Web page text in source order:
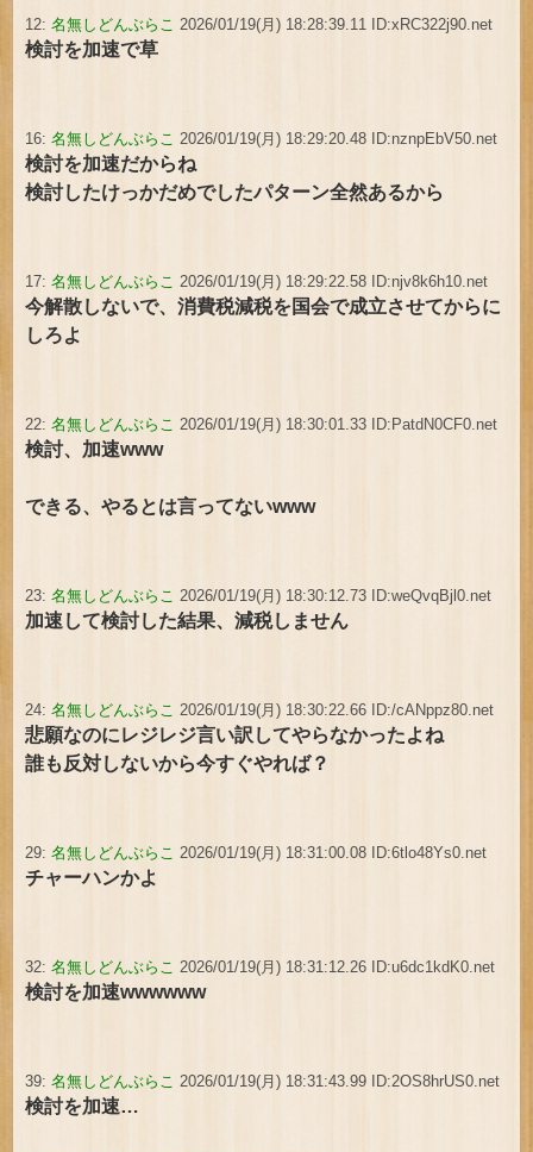
12:名無しどんぶらこ 2026/01/19(月) 18:28:39.11 ID:xRC322j90.net
検討を加速で草
16:名無しどんぶらこ 2026/01/19(月) 18:29:20.48 ID:nznpEbV50.net
検討を加速だからね
検討したけっかだめでしたパターン全然あるから
17:名無しどんぶらこ 2026/01/19(月) 18:29:22.58 ID:njv8k6h10.net
今解散しないで、消費税減税を国会で成立させてからに
しろよ
22:名無しどんぶらこ 2026/01/19(月) 18:30:01.33 ID:PatdN0CF0.net
検討、加速www
できる、やるとは言ってないwww
23:名無しどんぶらこ 2026/01/19(月) 18:30:12.73 ID:weQvqBjl0.net
加速して検討した結果、減税しません
24:名無しどんぶらこ 2026/01/19(月) 18:30:22.66 ID:/cANppz80.net
悲願なのにレジレジ言い訳してやらなかったよね
誰も反対しないから今すぐやれば？
29:名無しどんぶらこ 2026/01/19(月) 18:31:00.08 ID:6tlo48Ys0.net
チャーハンかよ
32:名無しどんぶらこ 2026/01/19(月) 18:31:12.26 ID:u6dc1kdK0.net
検討を加速wwwwww
39:名無しどんぶらこ 2026/01/19(月) 18:31:43.99 ID:2OS8hrUS0.net
検討を加速…